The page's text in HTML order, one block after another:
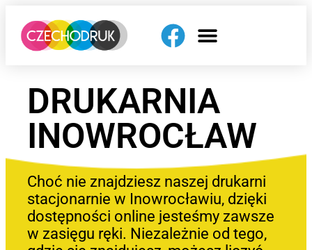
DRUKARNIA
INOWROCŁAW
Choć nie znajdziesz naszej drukarni
stacjonarnie w Inowrocławiu, dzięki
dostępności online jesteśmy zawsze
w zasięgu ręki. Niezależnie od tego,